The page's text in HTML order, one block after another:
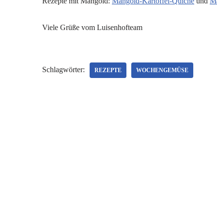
Viele Grüße vom Luisenhofteam
Schlagwörter: REZEPTE WOCHENGEMÜSE